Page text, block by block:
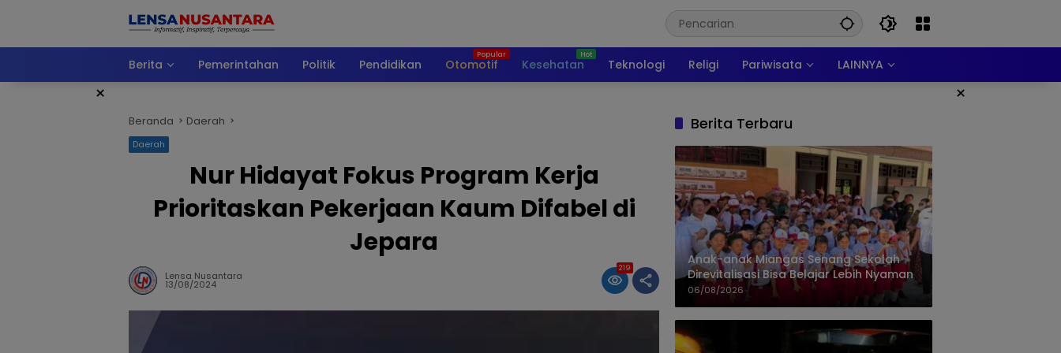
Berita
Pemerintahan Politik Pendidikan Otomotif Kesehatan Teknologi Religi Pariwisata LAINNYA
× ×
Beranda Daerah
Daerah
Nur Hidayat Fokus Program Kerja
Prioritaskan Pekerjaan Kaum Difabel di
Jepara
Lensa Nusantara
13/08/2024
219
Berita Terbaru
Anak-anak Miangas Senang Sekolah
Direvitalisasi Bisa Belajar Lebih Nyaman
06/08/2026